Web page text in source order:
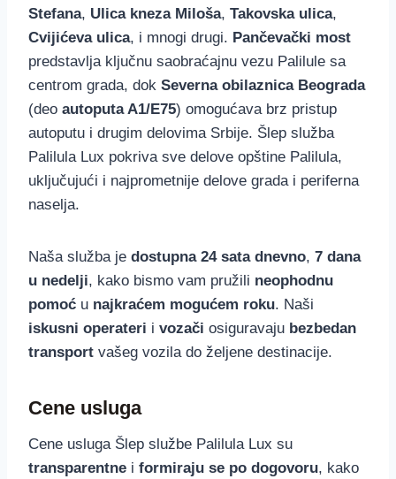
Stefana, Ulica kneza Miloša, Takovska ulica,
Cvijićeva ulica, i mnogi drugi. Pančevački most
predstavlja ključnu saobraćajnu vezu Palilule sa
centrom grada, dok Severna obilaznica Beograda
(deo autoputa A1/E75) omogućava brz pristup
autoputu i drugim delovima Srbije. Šlep služba
Palilula Lux pokriva sve delove opštine Palilula,
uključujući i najprometnije delove grada i periferna
naselja.
Naša služba je dostupna 24 sata dnevno, 7 dana
u nedelji, kako bismo vam pružili neophodnu
pomoć u najkraćem mogućem roku. Naši
iskusni operateri i vozači osiguravaju bezbedan
transport vašeg vozila do željene destinacije.
Cene usluga
Cene usluga Šlep službe Palilula Lux su
transparentne i formiraju se po dogovoru, kako